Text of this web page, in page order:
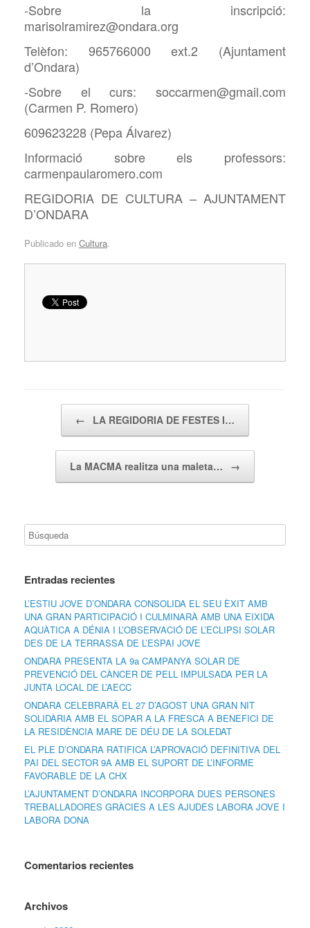
-Sobre la inscripció:
marisolramirez@ondara.org
Telèfon: 965766000 ext.2 (Ajuntament
d’Ondara)
-Sobre el curs: soccarmen@gmail.com
(Carmen P. Romero)
609623228 (Pepa Álvarez)
Informació sobre els professors:
carmenpaularomero.com
REGIDORIA DE CULTURA – AJUNTAMENT
D’ONDARA
Publicado en Cultura.
← LA REGIDORIA DE FESTES I…
La MACMA realitza una maleta… →
Entradas recientes
L’ESTIU JOVE D’ONDARA CONSOLIDA EL SEU ÈXIT AMB
UNA GRAN PARTICIPACIÓ I CULMINARÀ AMB UNA EIXIDA
AQUÀTICA A DÉNIA I L’OBSERVACIÓ DE L’ECLIPSI SOLAR
DES DE LA TERRASSA DE L’ESPAI JOVE
ONDARA PRESENTA LA 9a CAMPANYA SOLAR DE
PREVENCIÓ DEL CÀNCER DE PELL IMPULSADA PER LA
JUNTA LOCAL DE L’AECC
ONDARA CELEBRARÀ EL 27 D’AGOST UNA GRAN NIT
SOLIDÀRIA AMB EL SOPAR A LA FRESCA A BENEFICI DE
LA RESIDÈNCIA MARE DE DÉU DE LA SOLEDAT
EL PLE D’ONDARA RATIFICA L’APROVACIÓ DEFINITIVA DEL
PAI DEL SECTOR 9A AMB EL SUPORT DE L’INFORME
FAVORABLE DE LA CHX
L’AJUNTAMENT D’ONDARA INCORPORA DUES PERSONES
TREBALLADORES GRÀCIES A LES AJUDES LABORA JOVE I
LABORA DONA
Comentarios recientes
Archivos